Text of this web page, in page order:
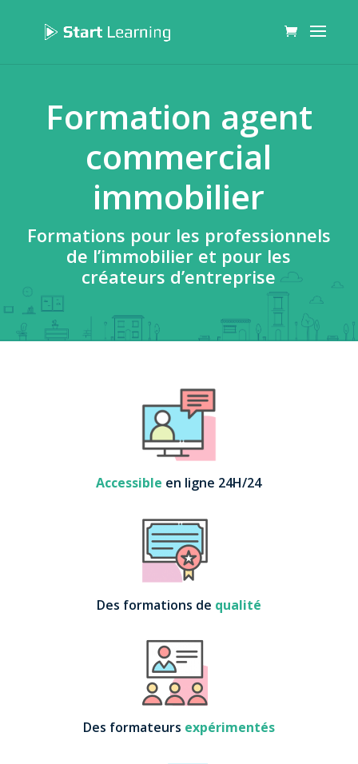
Formation agent
commercial
immobilier
Formations pour les professionnels
de l’immobilier et pour les
créateurs d’entreprise
Accessible en ligne 24H/24
Des formations de qualité
Des formateurs expérimentés